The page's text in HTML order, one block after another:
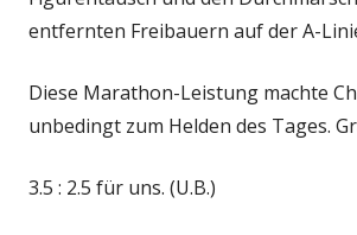
entfernten Freibauern auf der A-
Diese Marathon-Leistung machte
unbedingt zum Helden des Tages.
3.5 : 2.5 für uns. (U.B.)